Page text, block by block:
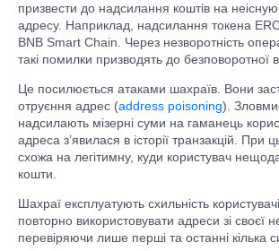
призвести до надсилання коштів на
адресу. Наприклад, надсилання токена
BNB Smart Chain. Через незворотність
такі помилки призводять до безповоротної
Це посилюється атаками шахраїв. Вони
отруєння адрес (address poisoning).
надсилають мізерні суми на гаманець
адреса з’явилася в історії транзакцій. При
схожа на легітимну, куди користувач
кошти.
Шахраї експлуатують схильність
повторно використовувати адреси зі своєї
перевіряючи лише перші та останні кілька